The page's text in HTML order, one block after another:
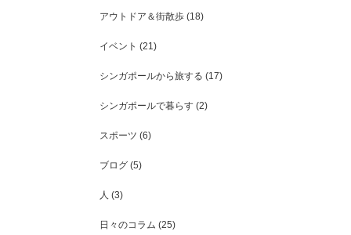
アウトドア＆街散歩(18)
イベント (21)
シンガポールから旅する (17)
シンガポールで暮らす(2)
スポーツ (6)
ブログ(5)
人 (3)
日々のコラム (25)